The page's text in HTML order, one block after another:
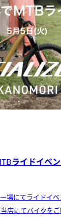
ライドイベ
場にてライドイ
店にてバイクを